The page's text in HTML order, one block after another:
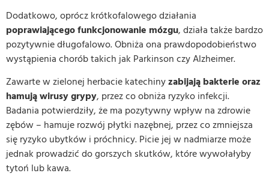
Dodatkowo, oprócz krótkofalowego działania
poprawiającego funkcjonowanie mózgu, działa także bardzo
pozytywnie długofalowo. Obniża ona prawdopodobieństwo
wystąpienia chorób takich jak Parkinson czy Alzheimer.
Zawarte w zielonej herbacie katechinyzabijają bakterie oraz
hamują wirusy grypy, przez co obniża ryzyko infekcji.
Badania potwierdziły, że ma pozytywny wpływ na zdrowie
zębów – hamuje rozwój płytki nazębnej, przez co zmniejsza
się ryzyko ubytków i próchnicy. Picie jej w nadmiarze może
jednak prowadzić do gorszych skutków, które wywołałyby
tytoń lub kawa.